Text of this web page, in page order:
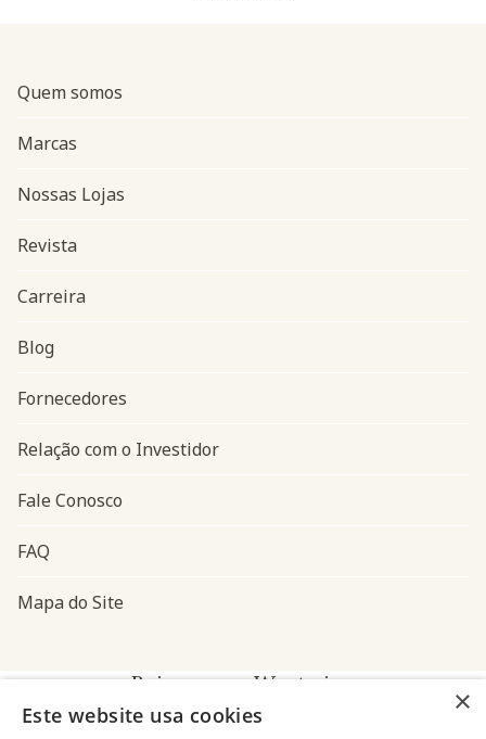
Navegação do rodapé
Quem somos
Marcas
Nossas Lojas
Revista
Carreira
Blog
Fornecedores
Relação com o Investidor
Fale Conosco
FAQ
Mapa do Site
Baixe o app Westwing
×
Este website usa cookies